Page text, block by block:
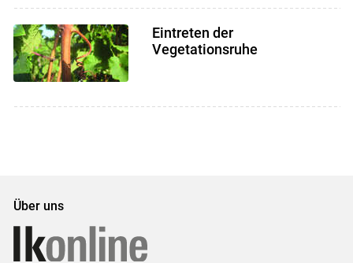
Eintreten der
Vegetationsruhe
Über uns